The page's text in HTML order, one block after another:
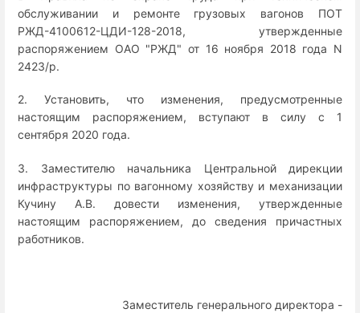
обслуживании и ремонте грузовых вагонов ПОТ
РЖД-4100612-ЦДИ-128-2018, утвержденные
распоряжением ОАО "РЖД" от 16 ноября 2018 года N
2423/р.
2. Установить, что изменения, предусмотренные
настоящим распоряжением, вступают в силу с 1
сентября 2020 года.
3. Заместителю начальника Центральной дирекции
инфраструктуры по вагонному хозяйству и механизации
Кучину А.В. довести изменения, утвержденные
настоящим распоряжением, до сведения причастных
работников.
Заместитель генерального директора -